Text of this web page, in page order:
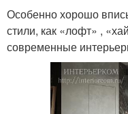
Особенно хорошо
стили, как «лофт» ,
современные